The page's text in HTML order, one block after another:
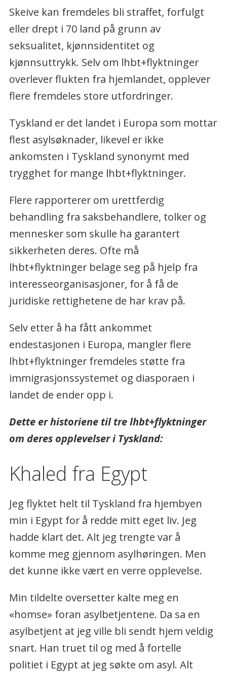
Skeive kan fremdeles bli straffet, forfulgt
eller drept i 70 land på grunn av
seksualitet, kjønnsidentitet og
kjønnsuttrykk. Selv om lhbt+flyktninger
overlever flukten fra hjemlandet, opplever
flere fremdeles store utfordringer.
Tyskland er det landet i Europa som mottar
flest asylsøknader, likevel er ikke
ankomsten i Tyskland synonymt med
trygghet for mange lhbt+flyktninger.
Flere rapporterer om urettferdig
behandling fra saksbehandlere, tolker og
mennesker som skulle ha garantert
sikkerheten deres. Ofte må
lhbt+flyktninger belage seg på hjelp fra
interesseorganisasjoner, for å få de
juridiske rettighetene de har krav på.
Selv etter å ha fått ankommet
endestasjonen i Europa, mangler flere
lhbt+flyktninger fremdeles støtte fra
immigrasjonssystemet og diasporaen i
landet de ender opp i.
Dette er historiene til tre lhbt+flyktninger
om deres opplevelser i Tyskland:
Khaled fra Egypt
Jeg flyktet helt til Tyskland fra hjembyen
min i Egypt for å redde mitt eget liv. Jeg
hadde klart det. Alt jeg trengte var å
komme meg gjennom asylhøringen. Men
det kunne ikke vært en verre opplevelse.
Min tildelte oversetter kalte meg en
«homse» foran asylbetjentene. Da sa en
asylbetjent at jeg ville bli sendt hjem veldig
snart. Han truet til og med å fortelle
politiet i Egypt at jeg søkte om asyl. Alt